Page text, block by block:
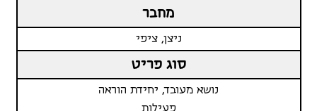
מחבר
ניצן, ציפי
סוג פריט
נושא מעובד, יחידת הוראה
פעילות